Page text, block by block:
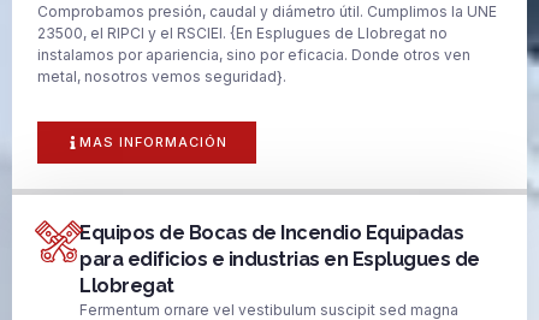
Comprobamos presión, caudal y diámetro útil. Cumplimos la UNE
23500, el RIPCI y el RSCIEI. {En Esplugues de Llobregat no
instalamos por apariencia, sino por eficacia. Donde otros ven
metal, nosotros vemos seguridad}.
MAS INFORMACIÓN
Equipos de Bocas de Incendio Equipadas
para edificios e industrias en Esplugues de
Llobregat
Fermentum ornare vel vestibulum suscipit sed magna